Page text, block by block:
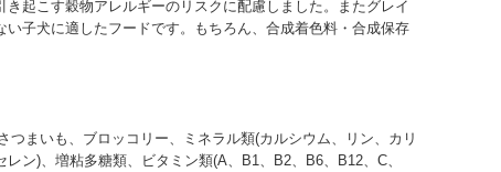
起こす穀物アレルギーのリスクに配慮しました。またグレイ
子犬に適したフードです。もちろん、合成着色料・合成保存
まいも、ブロッコリー、ミネラル類(カルシウム、リン、カリ
ン)、増粘多糖類、ビタミン類(A、B1、B2、B6、B12、C、